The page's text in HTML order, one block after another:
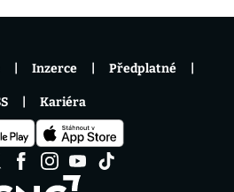
Inzerce Předplatné
Kariéra